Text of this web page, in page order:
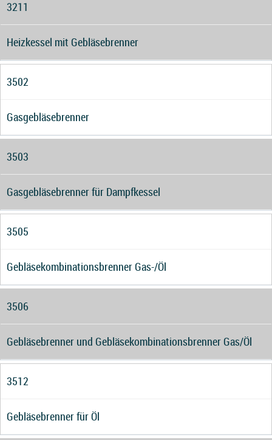
3211
Heizkessel mit Gebläsebrenner
3502
Gasgebläsebrenner
3503
Gasgebläsebrenner für Dampfkessel
3505
Gebläsekombinationsbrenner Gas-/Öl
3506
Gebläsebrenner und Gebläsekombinationsbrenner Gas/Öl
3512
Gebläsebrenner für Öl